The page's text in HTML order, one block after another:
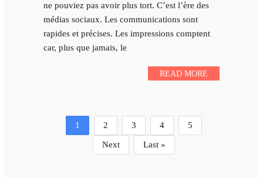
ne pouviez pas avoir plus tort. C’est l’ère des
médias sociaux. Les communications sont
rapides et précises. Les impressions comptent
car, plus que jamais, le
READ MORE
1 2 3 4 5
Next Last »